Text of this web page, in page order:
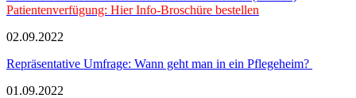
Patientenverfügung: Hier Info-Broschüre bestellen
02.09.2022
Repräsentative Umfrage: Wann geht man in ein Pflegeheim?
01.09.2022